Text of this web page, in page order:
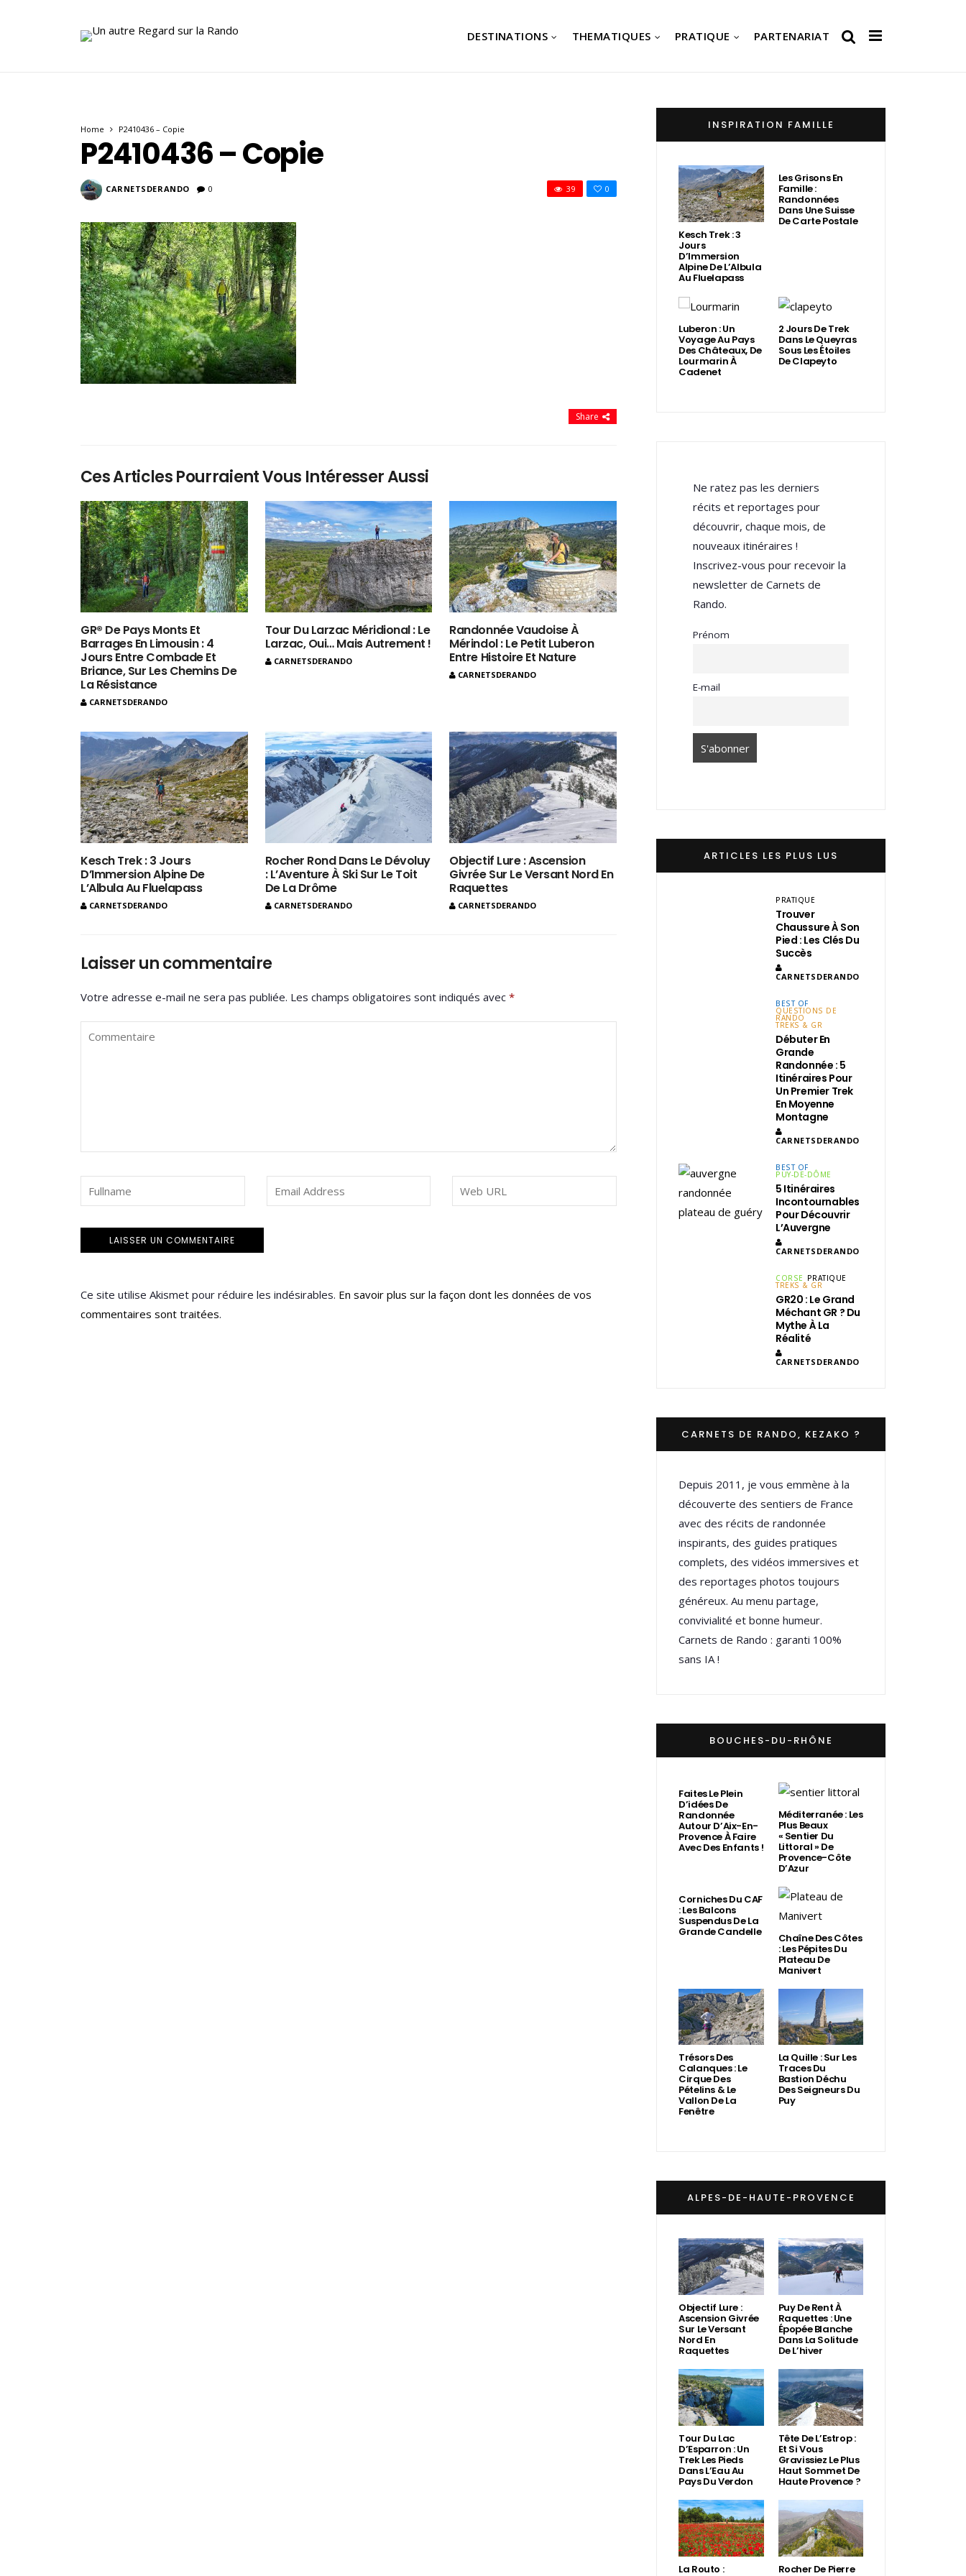
DESTINATIONS THEMATIQUES PRATIQUE PARTENARIAT
Home P2410436 – Copie
P2410436 – Copie
CARNETSDERANDO 0 0
39
Share
Ces Articles Pourraient Vous Intéresser Aussi
GR® De Pays Monts Et
Barrages En Limousin : 4
Jours Entre Combade Et
Briance, Sur Les Chemins De
La Résistance
CARNETSDERANDO
Tour Du Larzac Méridional : Le
Larzac, Oui… Mais Autrement !
CARNETSDERANDO
Randonnée Vaudoise À
Mérindol : Le Petit Luberon
Entre Histoire Et Nature
CARNETSDERANDO
Kesch Trek : 3 Jours
D’Immersion Alpine De
L’Albula Au Fluelapass
CARNETSDERANDO
Rocher Rond Dans Le Dévoluy
: L’Aventure À Ski Sur Le Toit
De La Drôme
CARNETSDERANDO
Objectif Lure : Ascension
Givrée Sur Le Versant Nord En
Raquettes
CARNETSDERANDO
Laisser un commentaire
Votre adresse e-mail ne sera pas publiée. Les champs obligatoires sont indiqués avec *
Ce site utilise Akismet pour réduire les indésirables. En savoir plus sur la façon dont les données de vos
commentaires sont traitées.
INSPIRATION FAMILLE
Kesch Trek : 3
Jours
D’Immersion
Alpine De L’Albula
Au Fluelapass
Les Grisons En
Famille :
Randonnées
Dans Une Suisse
De Carte Postale
Luberon : Un
Voyage Au Pays
Des Châteaux, De
Lourmarin À
Cadenet
2 Jours De Trek
Dans Le Queyras
Sous Les Étoiles
De Clapeyto
Ne ratez pas les derniers
récits et reportages pour
découvrir, chaque mois, de
nouveaux itinéraires !
Inscrivez-vous pour recevoir la
newsletter de Carnets de
Rando.
Prénom
E-mail
ARTICLES LES PLUS LUS
PRATIQUE
Trouver
Chaussure À Son
Pied : Les Clés Du
Succès
CARNETSDERANDO
BEST OF
QUESTIONS DE
RANDO
TREKS & GR
Débuter En
Grande
Randonnée : 5
Itinéraires Pour
Un Premier Trek
En Moyenne
Montagne
CARNETSDERANDO
BEST OF
PUY-DE-DÔME
5 Itinéraires
Incontournables
Pour Découvrir
L’Auvergne
CARNETSDERANDO
CORSE PRATIQUE
TREKS & GR
GR20 : Le Grand
Méchant GR ? Du
Mythe À La
Réalité
CARNETSDERANDO
CARNETS DE RANDO, KEZAKO ?
Depuis 2011, je vous emmène à la
découverte des sentiers de France
avec des récits de randonnée
inspirants, des guides pratiques
complets, des vidéos immersives et
des reportages photos toujours
généreux. Au menu partage,
convivialité et bonne humeur.
Carnets de Rando : garanti 100%
sans IA !
BOUCHES-DU-RHÔNE
Faites Le Plein
D’idées De
Randonnée
Autour D’Aix-En-
Provence À Faire
Avec Des Enfants !
Méditerranée : Les
Plus Beaux
« Sentier Du
Littoral » De
Provence-Côte
D’Azur
Corniches Du CAF
: Les Balcons
Suspendus De La
Grande Candelle Chaîne Des Côtes
: Les Pépites Du
Plateau De
Manivert
Trésors Des
Calanques : Le
Cirque Des
Pételins & Le
Vallon De La
Fenêtre
La Quille : Sur Les
Traces Du
Bastion Déchu
Des Seigneurs Du
Puy
ALPES-DE-HAUTE-PROVENCE
Objectif Lure :
Ascension Givrée
Sur Le Versant
Nord En
Raquettes
Puy De Rent À
Raquettes : Une
Épopée Blanche
Dans La Solitude
De L’hiver
Tour Du Lac
D’Esparron : Un
Trek Les Pieds
Dans L’Eau Au
Pays Du Verdon
Tête De L’Estrop :
Et Si Vous
Gravissiez Le Plus
Haut Sommet De
Haute Provence ?
La Routo : Rocher De Pierre